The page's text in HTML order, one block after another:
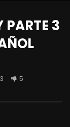
PARTE 3
5